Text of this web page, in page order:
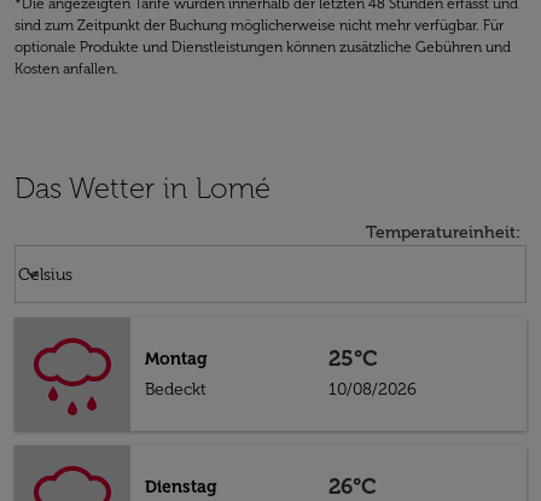
*Die angezeigten Tarife wurden innerhalb der letzten 48 Stunden erfasst und
sind zum Zeitpunkt der Buchung möglicherweise nicht mehr verfügbar. Für
optionale Produkte und Dienstleistungen können zusätzliche Gebühren und
Kosten anfallen.
Das Wetter in Lomé
Temperatureinheit:
Celsius
keyboard_arrow_down
Montag
Bedeckt
25°C
10/08/2026
Dienstag
26°C